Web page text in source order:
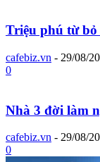
Triệu phú từ bỏ
cafebiz.vn - 29/08/
0
Nhà 3 đời làm
cafebiz.vn - 29/08/
0